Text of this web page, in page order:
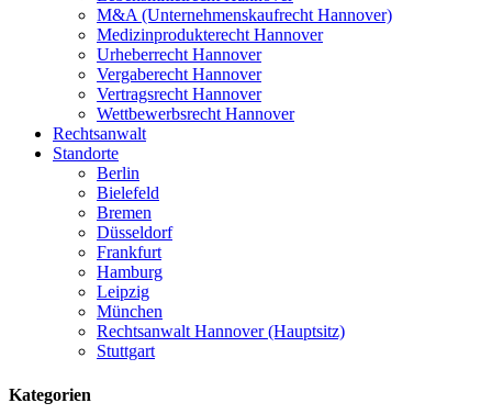
M&A (Unternehmenskaufrecht Hannover)
Medizinprodukterecht Hannover
Urheberrecht Hannover
Vergaberecht Hannover
Vertragsrecht Hannover
Wettbewerbsrecht Hannover
Rechtsanwalt
Standorte
Berlin
Bielefeld
Bremen
Düsseldorf
Frankfurt
Hamburg
Leipzig
München
Rechtsanwalt Hannover (Hauptsitz)
Stuttgart
Kategorien